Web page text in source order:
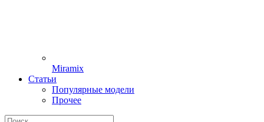
Miramix
Статьи
Популярные модели
Прочее